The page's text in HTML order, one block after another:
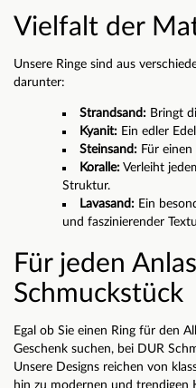
Vielfalt der
Unsere Ringe sind aus
darunter:
Strandsand: Bringt
Kyanit: Ein edler
Steinsand: Für
Koralle: Verleiht
Struktur.
Lavasand: Ein
und faszinierender
Für jeden
Schmuckstück
Egal ob Sie einen Ring für den
Geschenk suchen, bei DUR
Unsere Designs reichen von
hin zu modernen und trendigen